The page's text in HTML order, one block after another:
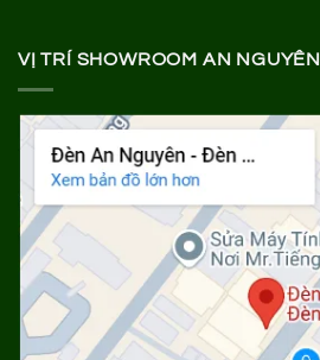
VỊ TRÍ SHOWROOM AN NGUYÊN